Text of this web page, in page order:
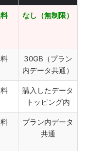
なし（無制限）
30GB（プラン
内データ共通）
購入したデータ
トッピング内
プラン内データ
共通